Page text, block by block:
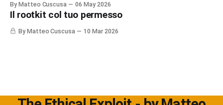
semplicemente per non aver messo in discussione un
default. L'approfondimento nel mio articolo su
Cybersecurity360 - Nextwork360:
By Matteo Cuscusa 06 May 2026
Il rootkit col tuo permesso
By Matteo Cuscusa 10 Mar 2026